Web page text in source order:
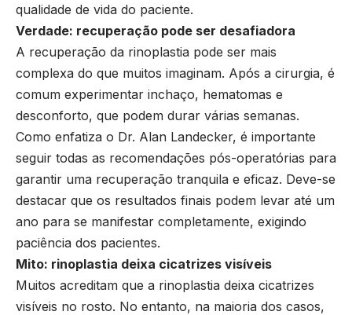
qualidade de vida do paciente.
Verdade: recuperação pode ser desafiadora
A recuperação da rinoplastia pode ser mais
complexa do que muitos imaginam. Após a cirurgia, é
comum experimentar inchaço, hematomas e
desconforto, que podem durar várias semanas.
Como enfatiza o Dr. Alan Landecker, é importante
seguir todas as recomendações pós-operatórias para
garantir uma recuperação tranquila e eficaz. Deve-se
destacar que os resultados finais podem levar até um
ano para se manifestar completamente, exigindo
paciência dos pacientes.
Mito: rinoplastia deixa cicatrizes visíveis
Muitos acreditam que a rinoplastia deixa cicatrizes
visíveis no rosto. No entanto, na maioria dos casos,